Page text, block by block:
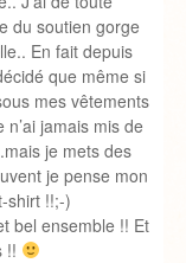
du soutien gorge
En fait depuis
que même si
mes vêtements
jamais mis de
je mets des
je pense mon
shirt !!;-)
bel ensemble !! Et
!!